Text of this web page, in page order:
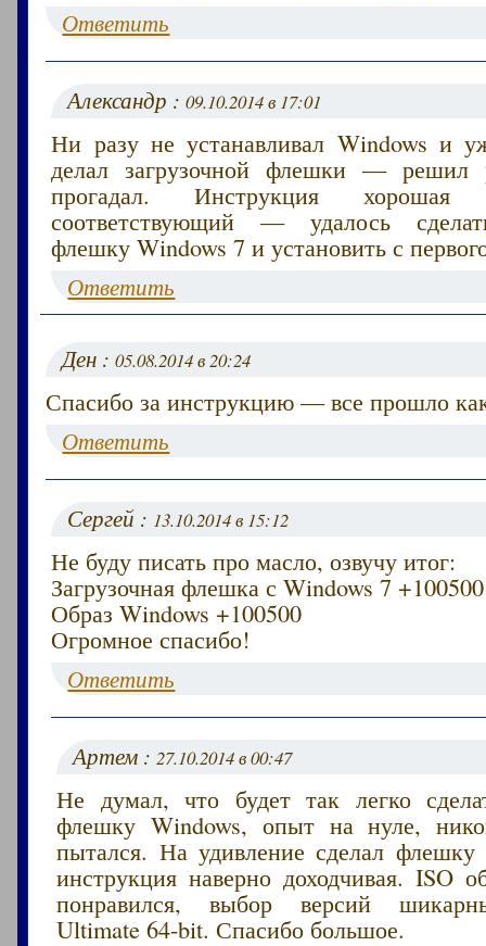
Ответить
Александр :09.10.2014 в 17:01
Ни разу не устанавливал Windows и
делал загрузочной флешки — решил
прогадал. Инструкция хорошая
соответствующий — удалось
флешку Windows 7 и установить с
Ответить
Ден :05.08.2014 в 20:24
Спасибо за инструкцию — все прошло
Ответить
Сергей : 13.10.2014 в 15:12
Не буду писать про масло, озвучу итог:
Загрузочная флешка с Windows 7 +100500
Образ Windows +100500
Огромное спасибо!
Ответить
Артем :27.10.2014 в 00:47
Не думал, что будет так легко
флешку Windows, опыт на нуле,
пытался. На удивление сделал флешку
инструкция наверно доходчивая. ISO
понравился, выбор версий
Ultimate 64-bit. Спасибо большое.